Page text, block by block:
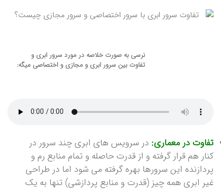
نرسی به صورت خلاصه در مورد سرور ابری و
تفاوت بین سرور ابری و مجازی و اختصاصی میگه:
تفاوت در معماری: در سرویس های ابری چند سرور در
کنار هم قرار گرفته و از قدرت حاصله و تمام منابع رم و
پردازنده این سرورها بهره گرفته می شود اما در طراحی
غیر ابری همه چیز (قدرت و منابع پردازشی) تنها به یک